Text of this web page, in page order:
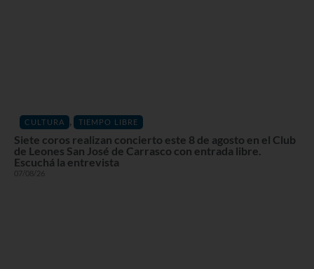
CULTURA , TIEMPO LIBRE
Siete coros realizan concierto este 8 de agosto en el Club
de Leones San José de Carrasco con entrada libre.
Escuchá la entrevista
07/08/26